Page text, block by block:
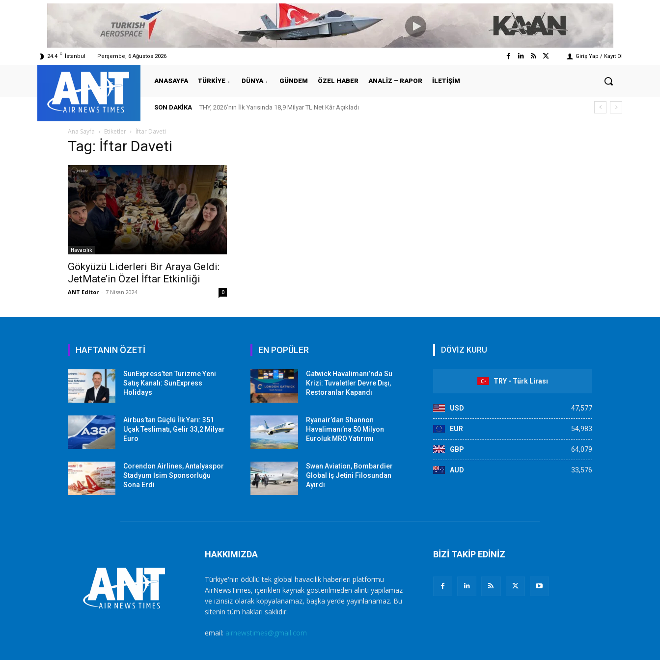
24.4 C İstanbul Perşembe, 6 Ağustos 2026 Giriş Yap / Kayıt Ol
ANASAYFA TÜRKIYE DÜNYA GÜNDEM ÖZEL HABER ANALIZ – RAPOR İLETIŞIM
SON DAKIKA THY, 2026’nın İlk Yarısında 18,9 Milyar TL Net Kâr Açıkladı
Ana Sayfa Etiketler İftar Daveti
Tag: İftar Daveti
Havacılık
Gökyüzü Liderleri Bir Araya Geldi:
JetMate’in Özel İftar Etkinliği
ANT Editor - 7 Nisan 2024 0
HAFTANIN ÖZETİ
SunExpress’ten Turizme Yeni
Satış Kanalı: SunExpress
Holidays
Airbus’tan Güçlü İlk Yarı: 351
Uçak Teslimatı, Gelir 33,2 Milyar
Euro
Corendon Airlines, Antalyaspor
Stadyum İsim Sponsorluğu
Sona Erdi
EN POPÜLER
Gatwick Havalimanı’nda Su
Krizi: Tuvaletler Devre Dışı,
Restoranlar Kapandı
Ryanair’dan Shannon
Havalimanı’na 50 Milyon
Euroluk MRO Yatırımı
Swan Aviation, Bombardier
Global İş Jetini Filosundan
Ayırdı
DÖVİZ KURU
TRY - Türk Lirası
USD 47,577
EUR 54,983
GBP 64,079
AUD 33,576
HAKKIMIZDA
Türkiye'nin ödüllü tek global havacılık haberleri platformu
AirNewsTimes, içerikleri kaynak gösterilmeden alıntı yapılamaz
ve izinsiz olarak kopyalanamaz, başka yerde yayınlanamaz. Bu
sitenin tüm hakları saklıdır.
email: airnewstimes@gmail.com
BİZİ TAKİP EDİNİZ